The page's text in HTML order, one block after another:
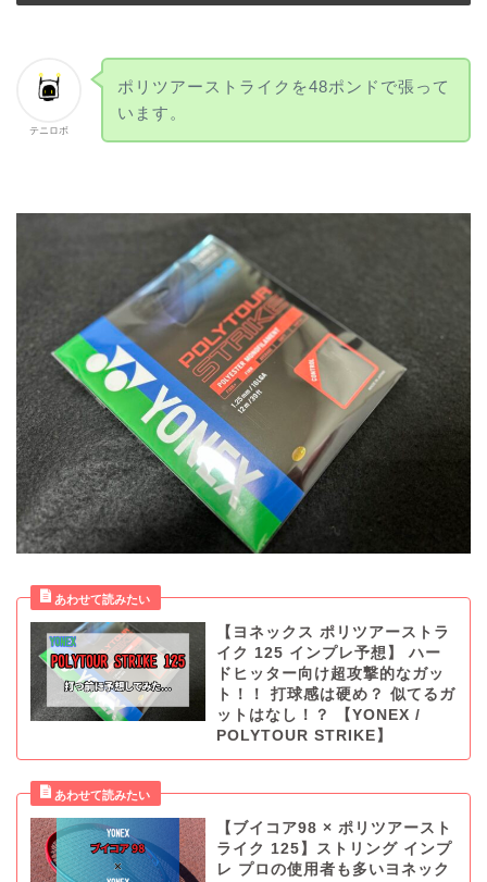
テニロボ
ポリツアーストライクを48ポンドで張って
います。
【ヨネックス ポリツアーストラ
イク 125 インプレ予想】 ハー
ドヒッター向け超攻撃的なガッ
ト！！ 打球感は硬め？ 似てるガ
ットはなし！？ 【YONEX /
POLYTOUR STRIKE】
【ブイコア98 × ポリツアースト
ライク 125】ストリング インプ
レ プロの使用者も多いヨネック